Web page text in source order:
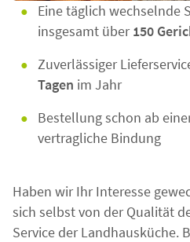
Eine täglich wechselnde
insgesamt über150
Zuverlässiger
Tagen im Jahr
Bestellung schon ab
vertragliche Bindung
Haben wir Ihr Interesse
sich selbst von der Qualität
Service der Landhausküche.